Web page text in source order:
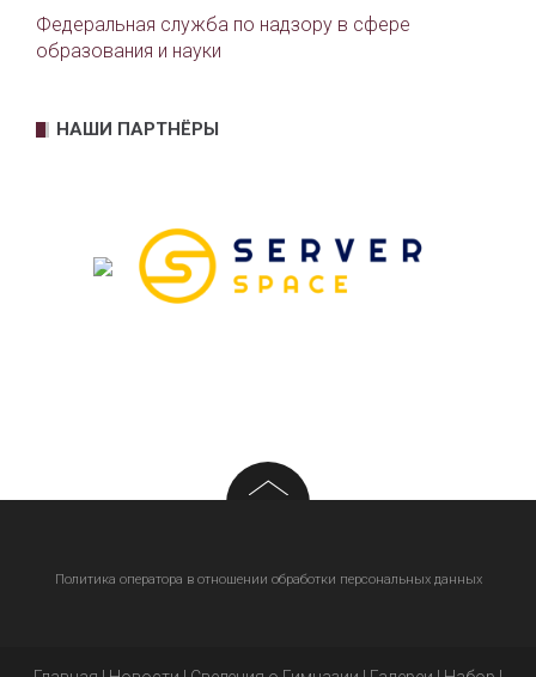
Федеральная служба по надзору в сфере
образования и науки
НАШИ ПАРТНЁРЫ
Политика оператора в отношении обработки персональных данных